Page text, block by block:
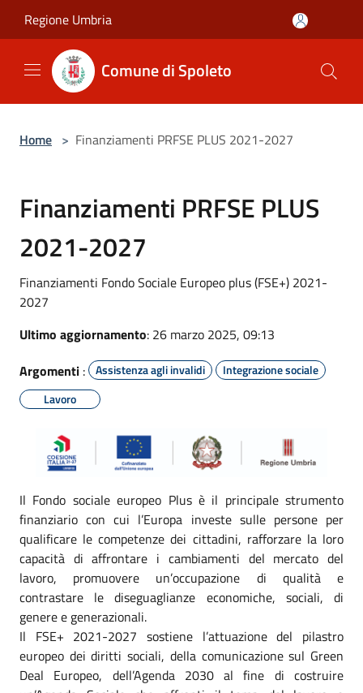
Regione Umbria
Comune di Spoleto
Home > Finanziamenti PRFSE PLUS 2021-2027
Finanziamenti PRFSE PLUS
2021-2027
Finanziamenti Fondo Sociale Europeo plus (FSE+) 2021-
2027
Ultimo aggiornamento: 26 marzo 2025, 09:13
Argomenti : Assistenza agli invalidi
Integrazione sociale
Lavoro
Il Fondo sociale europeo Plus è il principale strumento
finanziario con cui l’Europa investe sulle persone per
qualificare le competenze dei cittadini, rafforzare la loro
capacità di affrontare i cambiamenti del mercato del
lavoro, promuovere un’occupazione di qualità e
contrastare le diseguaglianze economiche, sociali, di
genere e generazionali.
Il FSE+ 2021-2027 sostiene l’attuazione del pilastro
europeo dei diritti sociali, della comunicazione sul Green
Deal Europeo, dell’Agenda 2030 al fine di costruire